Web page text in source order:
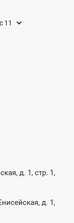
11
д. 1, стр. 1,
д. 1,